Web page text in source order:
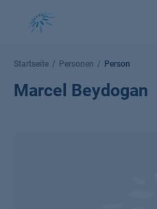
Startseite Personen Person
Marcel Beydogan